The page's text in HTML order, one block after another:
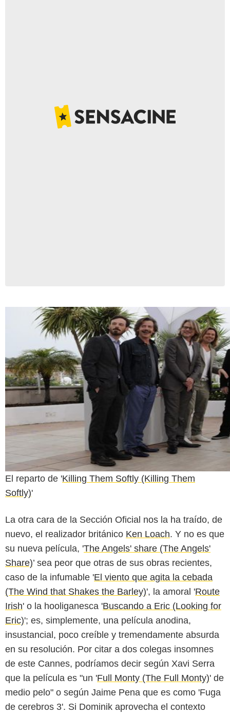
El reparto de 'Killing Them Softly (Killing Them
Softly)'
La otra cara de la Sección Oficial nos la ha traído, de
nuevo, el realizador británico Ken Loach. Y no es que
su nueva película, 'The Angels' share (The Angels'
Share)’ sea peor que otras de sus obras recientes,
caso de la infumable 'El viento que agita la cebada
(The Wind that Shakes the Barley)', la amoral 'Route
Irish' o la hooliganesca 'Buscando a Eric (Looking for
Eric)'; es, simplemente, una película anodina,
insustancial, poco creíble y tremendamente absurda
en su resolución. Por citar a dos colegas insomnes
de este Cannes, podríamos decir según Xavi Serra
que la película es "un 'Full Monty (The Full Monty)' de
medio pelo" o según Jaime Pena que es como 'Fuga
de cerebros 3'. Si Dominik aprovecha el contexto